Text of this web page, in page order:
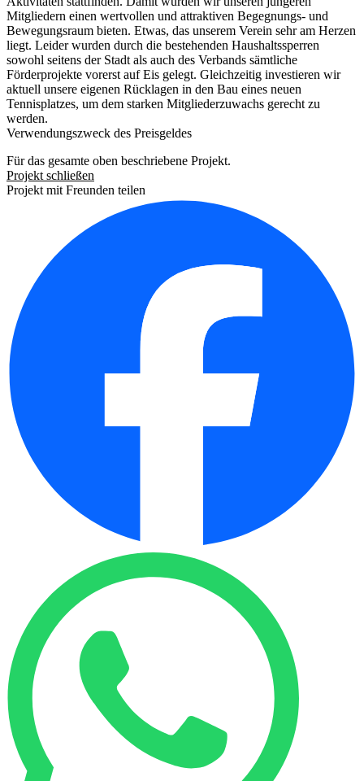
Mitgliedern einen wertvollen und attraktiven Begegnungs- und
Bewegungsraum bieten. Etwas, das unserem Verein sehr am Herzen
liegt. Leider wurden durch die bestehenden Haushaltssperren
sowohl seitens der Stadt als auch des Verbands sämtliche
Förderprojekte vorerst auf Eis gelegt. Gleichzeitig investieren wir
aktuell unsere eigenen Rücklagen in den Bau eines neuen
Tennisplatzes, um dem starken Mitgliederzuwachs gerecht zu
werden.
Verwendungszweck des Preisgeldes
Für das gesamte oben beschriebene Projekt.
Projekt schließen
Projekt mit Freunden teilen